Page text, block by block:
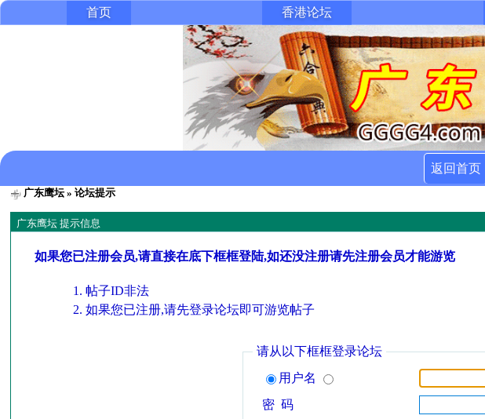
首页 香港论坛
返回首页
广东鹰坛» 论坛提示
广东鹰坛 提示信息
如果您已注册会员,请直接在底下框框登陆,如还没注册请先注册会员才能游览
帖子ID非法
如果您已注册,请先登录论坛即可游览帖子
请从以下框框登录论坛
用户名
密 码